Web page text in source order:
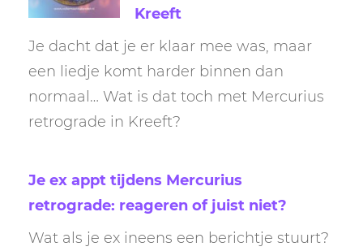
Kreeft
Je dacht dat je er klaar mee was, maar
een liedje komt harder binnen dan
normaal… Wat is dat toch met Mercurius
retrograde in Kreeft?
Je ex appt tijdens Mercurius
retrograde: reageren of juist niet?
Wat als je ex ineens een berichtje stuurt?